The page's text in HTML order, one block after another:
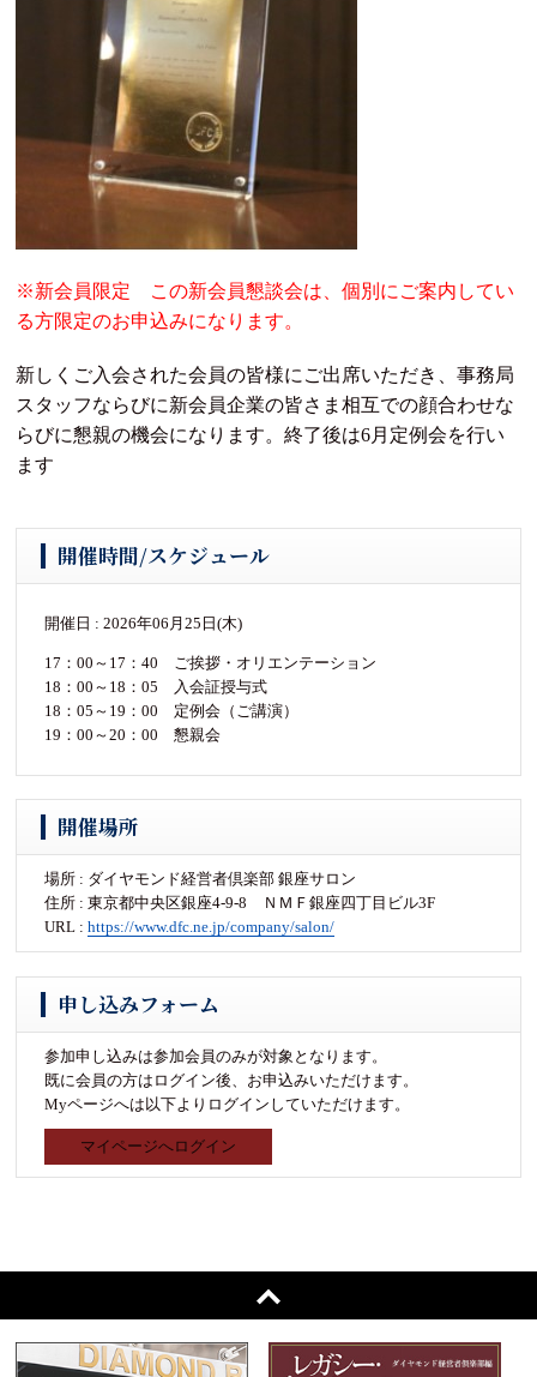
※新会員限定 この新会員懇談会は、個別にご案内してい
る方限定のお申込みになります。
新しくご入会された会員の皆様にご出席いただき、事務局
スタッフならびに新会員企業の皆さま相互での顔合わせな
らびに懇親の機会になります。終了後は6月定例会を行い
ます
開催時間/スケジュール
開催日 : 2026年06月25日(木)
17：00～17：40 ご挨拶・オリエンテーション
18：00～18：05 入会証授与式
18：05～19：00 定例会（ご講演）
19：00～20：00 懇親会
開催場所
場所 : ダイヤモンド経営者倶楽部 銀座サロン
住所 : 東京都中央区銀座4-9-8 ＮＭＦ銀座四丁目ビル3F
URL :https://www.dfc.ne.jp/company/salon/
申し込みフォーム
参加申し込みは参加会員のみが対象となります。
既に会員の方はログイン後、お申込みいただけます。
Myページへは以下よりログインしていただけます。
マイページへログイン